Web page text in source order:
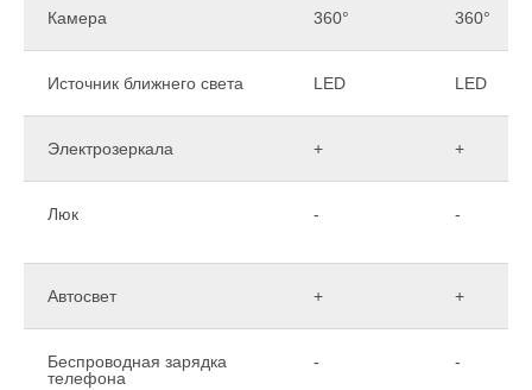
Камера 360° 360°
Источник ближнего света LED LED
Электрозеркала + +
Люк - -
Автосвет + +
Беспроводная зарядка
телефона
- -